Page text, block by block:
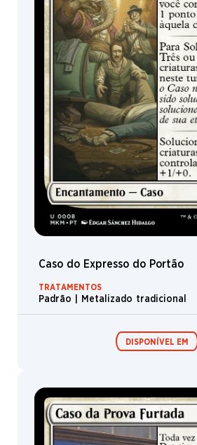
Tubarão
Tóptero
Caso do Expresso do Portão
TRATAMENTOS
Padrão | Metalizado tradicional
DISPONÍVEL EM
Expositor de
Booster /
Boosters de
Jogo